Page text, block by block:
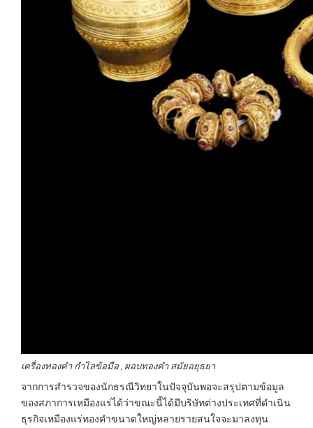
เครื่องทองคำ กำไลข้อมือ , ผอบทองคำ สมัยอยุธยา
จากการสำรวจของนักธรณีวิทยาในปัจจุบันพอจะสรุปตามข้อมูล
ของสภาการเหมืองแร่ได้ว่าขณะนี้ได้มีบริษัทต่างประเทศที่ดำเนิน
ธุรกิจเหมืองแร่ทองคำขนาดใหญ่หลายรายสนใจจะมาลงทุน